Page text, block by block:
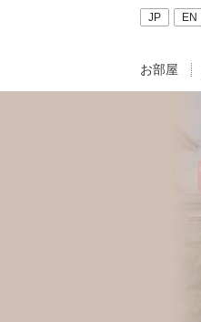
JP EN
お部屋